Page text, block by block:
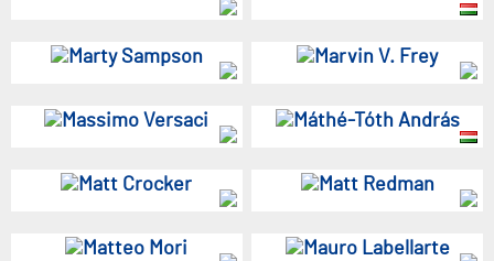
Marty Sampson Marvin V. Frey
Massimo Versaci Máthé-Tóth András
Matt Crocker Matt Redman
Matteo Mori Mauro Labellarte